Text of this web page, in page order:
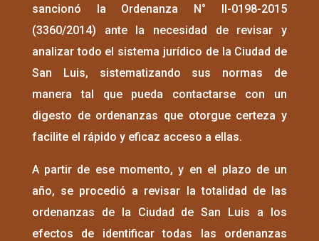
sancionó la Ordenanza N° II-0198-2015
(3360/2014) ante la necesidad de revisar y
analizar todo el sistema jurídico de la Ciudad de
San Luis, sistematizando sus normas de
manera tal que pueda contactarse con un
digesto de ordenanzas que otorgue certeza y
facilite el rápido y eficaz acceso a ellas.
A partir de ese momento, y en el plazo de un
año, se procedió a revisar la totalidad de las
ordenanzas de la Ciudad de San Luis a los
efectos de identificar todas las ordenanzas